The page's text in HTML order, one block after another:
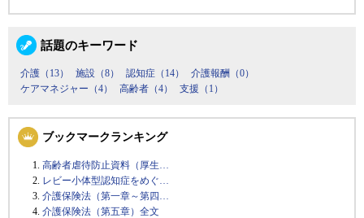
話題のキーワード
介護（13） 施設（8） 認知症（14）
介護報酬（0）
ケアマネジャー（4）
高齢者（4） 支援（1）
ブックマークランキング
高齢者虐待防止資料（厚生…
レビー小体型認知症をめぐ…
介護保険法（第一章～第四…
介護保険法（第五章）全文